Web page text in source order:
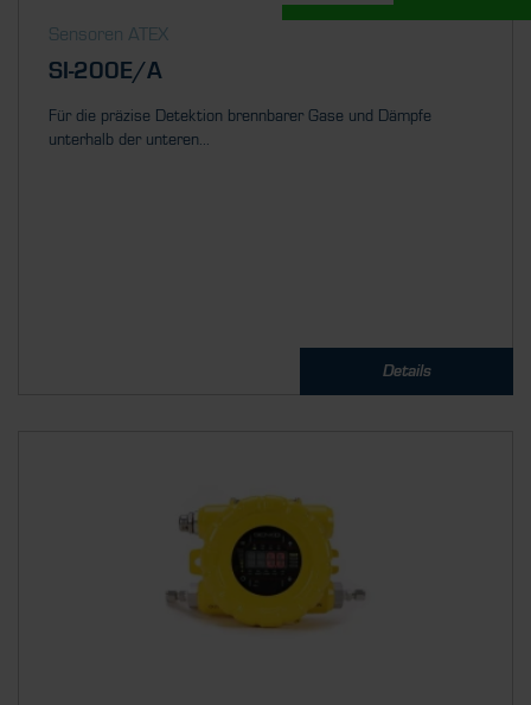
Sensoren ATEX
SI-200E/A
Für die präzise Detektion brennbarer Gase und Dämpfe
unterhalb der unteren...
Details